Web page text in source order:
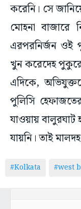
করেনি। সে
মোহনা বাজারে
এরপরনির্জন ওই
খুন করেদেহ
এদিকে,
পুলিসি
যাওয়ায় বালুরঘাট
যায়নি। তাই
#Kolkata #west